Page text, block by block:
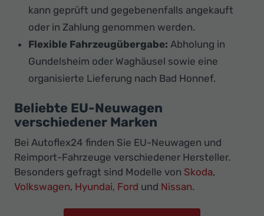
kann geprüft und gegebenenfalls angekauft
oder in Zahlung genommen werden.
Flexible Fahrzeugübergabe: Abholung in
Gundelsheim oder Waghäusel sowie eine
organisierte Lieferung nach Bad Honnef.
Beliebte EU-Neuwagen
verschiedener Marken
Bei Autoflex24 finden Sie EU-Neuwagen und
Reimport-Fahrzeuge verschiedener Hersteller.
Besonders gefragt sind Modelle von Skoda,
Volkswagen, Hyundai, Ford und Nissan.